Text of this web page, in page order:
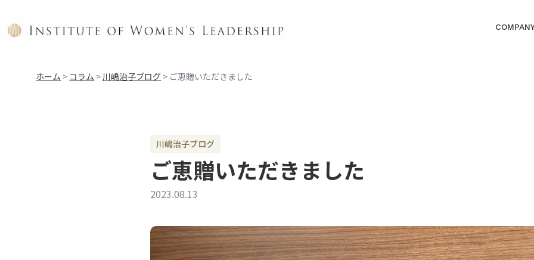
ホーム > コラム >川嶋治子ブログ > ご恵贈いただきました
川嶋治子ブログ
ご恵贈いただきました
2023.08.13